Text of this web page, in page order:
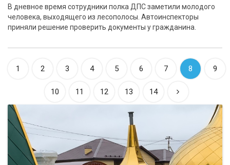
В дневное время сотрудники полка ДПС заметили молодого
человека, выходящего из лесополосы. Автоинспекторы
приняли решение проверить документы у гражданина.
1 2 3 4 5 6 7 8 9
10 11 12 13 14